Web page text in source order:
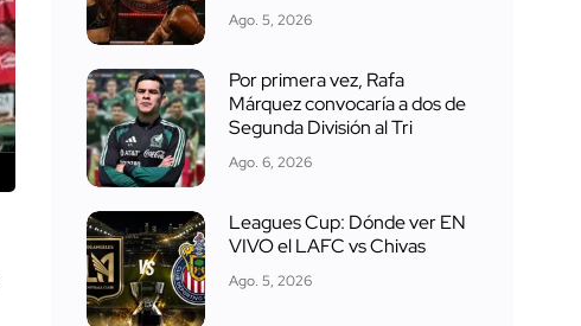
Ago. 5, 2026
Por primera vez, Rafa
Márquez convocaría a dos de
Segunda División al Tri
Ago. 6, 2026
Leagues Cup: Dónde ver EN
VIVO el LAFC vs Chivas
Ago. 5, 2026